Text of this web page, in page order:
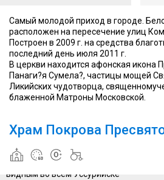
Самый молодой приход в городе.
расположен на пересечение улиц
Построен в 2009 г. на средства
последний день июля 2011 г.
В церкви находится афонская икона
Панаги?я Сумела?, частицы мощей
Ликийских чудотворца,
блаженной Матроны Московской.
Храм Покрова
Храм Покрова Пресвятой
Богородицы является самым
видным во всем Уссурийске